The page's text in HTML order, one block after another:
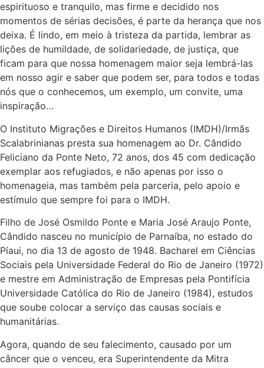
espirituoso e tranquilo, mas firme e decidido nos
momentos de sérias decisões, é parte da herança que nos
deixa. É lindo, em meio à tristeza da partida, lembrar as
lições de humildade, de solidariedade, de justiça, que
ficam para que nossa homenagem maior seja lembrá-las
em nosso agir e saber que podem ser, para todos e todas
nós que o conhecemos, um exemplo, um convite, uma
inspiração…
O Instituto Migrações e Direitos Humanos (IMDH)/Irmãs
Scalabrinianas presta sua homenagem ao Dr. Cândido
Feliciano da Ponte Neto, 72 anos, dos 45 com dedicação
exemplar aos refugiados, e não apenas por isso o
homenageia, mas também pela parceria, pelo apoio e
estímulo que sempre foi para o IMDH.
Filho de José Osmildo Ponte e Maria José Araujo Ponte,
Cândido nasceu no município de Parnaíba, no estado do
Píaui, no dia 13 de agosto de 1948. Bacharel em Ciências
Sociais pela Universidade Federal do Rio de Janeiro (1972)
e mestre em Administração de Empresas pela Pontifícia
Universidade Católica do Rio de Janeiro (1984), estudos
que soube colocar a serviço das causas sociais e
humanitárias.
Agora, quando de seu falecimento, causado por um
câncer que o venceu, era Superintendente da Mitra